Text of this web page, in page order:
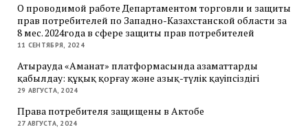
О проводимой работе Департаментом торговли и защиты
прав потребителей по Западно-Казахстанской области за
8 мес. 2024года в сфере защиты прав потребителей
11 СЕНТЯБРЯ, 2024
Атырауда «Аманат» платформасында азаматтарды
қабылдау: құқық қорғау және азық-түлік қауіпсіздігі
29 АВГУСТА, 2024
Права потребителя защищены в Актобе
27 АВГУСТА, 2024